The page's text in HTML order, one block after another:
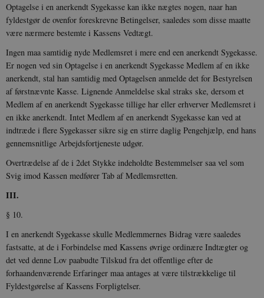
Optagelse i en anerkendt Sygekasse kan ikke nægtes nogen, naar han
fyldestgør de ovenfor foreskrevne Betingelser, saaledes som disse maatte
være nærmere bestemte i Kas­sens Vedtægt.
Ingen maa samtidig nyde Medlemsret i mere end een anerkendt Sygekasse.
Er nogen ved sin Optagelse i en anerkendt Sygekasse Medlem af en ikke
anerkendt, stal han samtidig med Optagelsen anmelde det for Bestyrelsen
af førstnævnte Kasse. Lignende Anmeldelse skal straks ske, dersom et
Medlem af en anerkendt Sygekasse tillige har eller erhverver Medlemsret i
en ikke anerkendt. Intet Medlem af en anerkendt Sygekasse kan ved at
indtræde i flere Sygekasser sikre sig en stirre daglig Pengehjælp, end hans
gennemsnitlige Arbejdsfortjeneste udgør.
Overtrædelse af de i 2det Stykke indeholdte Bestemmelser saa vel som
Svig imod Kassen medfører Tab af Medlemsretten.
III.
§ 10.
I en anerkendt Sygekasse skulle Medlemmernes Bidrag være saaledes
fastsatte, at de i Forbindelse med Kassens øvrige ordinære Indtægter og
det ved denne Lov paabudte Tilskud fra det offentlige efter de
forhaandenværende Erfaringer maa antages at være tilstrækkelige til
Fyldestgørelse af Kassens Forpligtelser.